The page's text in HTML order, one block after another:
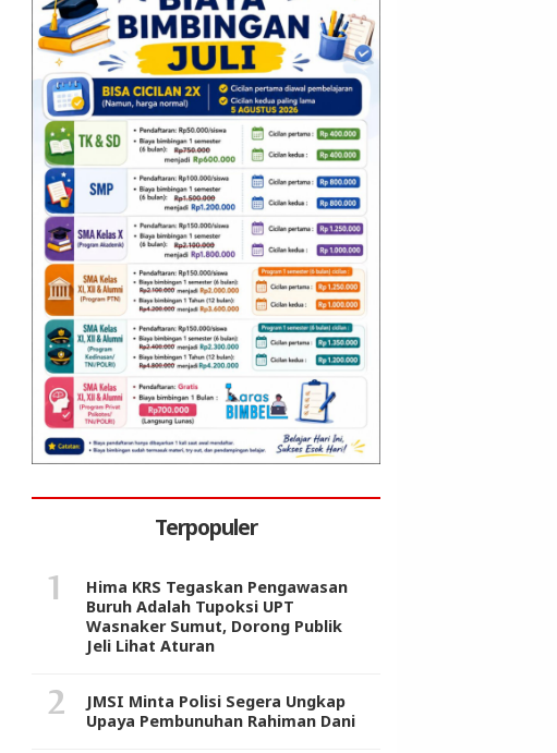
Terpopuler
Hima KRS Tegaskan Pengawasan
Buruh Adalah Tupoksi UPT
Wasnaker Sumut, Dorong Publik
Jeli Lihat Aturan
JMSI Minta Polisi Segera Ungkap
Upaya Pembunuhan Rahiman Dani